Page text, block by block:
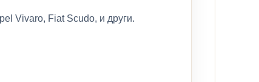
Vivaro, Fiat Scudo, и други.